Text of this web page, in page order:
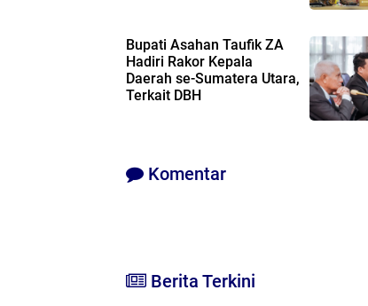
Bupati Asahan Taufik ZA
Hadiri Rakor Kepala
Daerah se-Sumatera Utara,
Terkait DBH
Komentar
Berita Terkini